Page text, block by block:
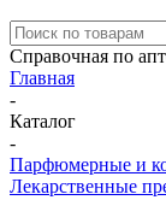
Справочная по
Главная
-
Каталог
-
Парфюмерные и
Лекарственные